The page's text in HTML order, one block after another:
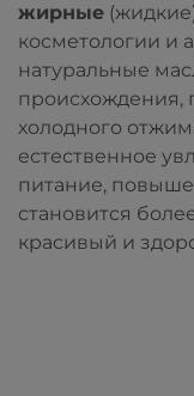
жирные
косметологии и
натуральные
происхождения,
холодного
естественное
питание,
становится
красивый и